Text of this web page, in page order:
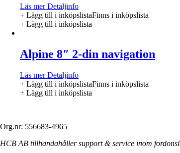
Läs merDetaljinfo
+ Lägg till i inköpslistaFinns i inköpslista
+ Lägg till i inköpslista
Alpine 8″ 2-din navigation
Läs merDetaljinfo
+ Lägg till i inköpslistaFinns i inköpslista
+ Lägg till i inköpslista
Org.nr: 556683-4965
HCB AB tillhandahåller support & service inom